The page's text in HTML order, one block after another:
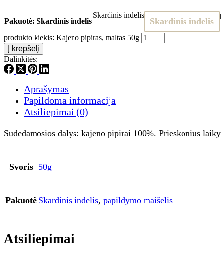
Pakuotė: Skardinis indelis
Skardinis indelis
Skardinis indelis
produkto kiekis: Kajeno pipiras, maltas 50g
Į krepšelį
Dalinkitės:
Aprašymas
Papildoma informacija
Atsiliepimai (0)
Sudedamosios dalys: kajeno pipirai 100%. Prieskonius
Svoris 50g
Pakuotė Skardinis indelis, papildymo maišelis
Atsiliepimai